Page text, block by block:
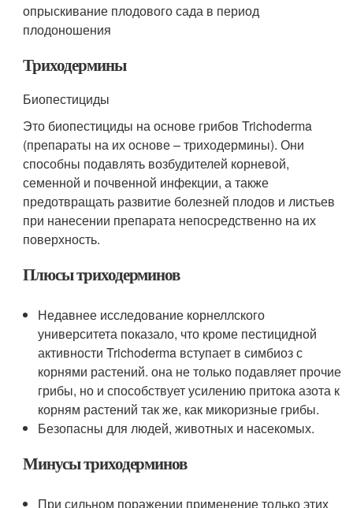
опрыскивание плодового сада в период
плодоношения
Триходермины
Биопестициды
Это биопестициды на основе грибов Trichoderma
(препараты на их основе – триходермины). Они
способны подавлять возбудителей корневой,
семенной и почвенной инфекции, а также
предотвращать развитие болезней плодов и листьев
при нанесении препарата непосредственно на их
поверхность.
Плюсы триходерминов
Недавнее исследование корнеллского
университета показало, что кроме пестицидной
активности Trichoderma вступает в симбиоз с
корнями растений. она не только подавляет прочие
грибы, но и способствует усилению притока азота к
корням растений так же, как микоризные грибы.
Безопасны для людей, животных и насекомых.
Минусы триходерминов
При сильном поражении применение только этих